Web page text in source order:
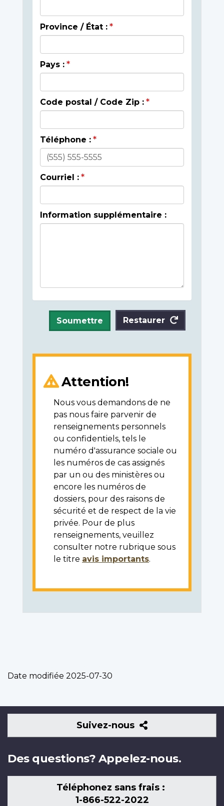
Province / État :
Pays :
Code postal / Code Zip :
Téléphone :
Courriel :
Information supplémentaire :
Soumettre Restaurer
Attention!
Nous vous demandons de ne
pas nous faire parvenir de
renseignements personnels
ou confidentiels, tels le
numéro d'assurance sociale ou
les numéros de cas assignés
par un ou des ministères ou
encore les numéros de
dossiers, pour des raisons de
sécurité et de respect de la vie
privée. Pour de plus
renseignements, veuillez
consulter notre rubrique sous
le titre avis importants.
Date modifiée 2025-07-30
Suivez-nous
Suivez-
nous
Des questions? Appelez-nous.
Téléphonez sans frais :
1-866-522-2022